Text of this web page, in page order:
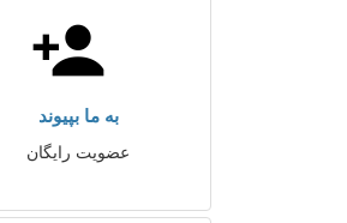
به ما بپیوند
عضویت رایگان